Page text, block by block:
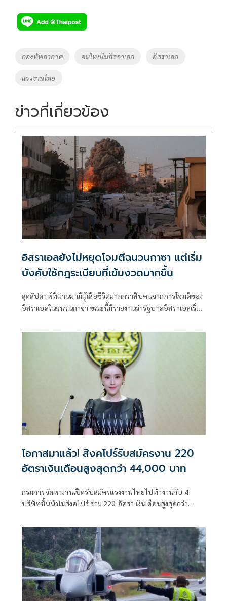
e
b
o
k
tt
er
p
y
Li
Tags
กองทัพอากาศ คนไทยในอิสราเอล อิสราเอล
แรงงานไทย
ข่าวที่เกี่ยวข้อง
อิสราเอลยังไม่หยุดโจมตีฉนวนกาซา แต่เริ่ม
บังคับใช้กฎระเบียบที่เข้มงวดมากขึ้น
สุดสัปดาห์ที่ผ่านมามีผู้เสียชีวิตมากกว่าสิบคนจากการโจมตีของ
อิสราเอลในฉนวนกาซา ขณะนี้มีรายงานว่ารัฐบาลอิสราเอลเริ่ม
โอกาสมาแล้ว! สิงคโปร์รับสมัครงาน 220
อัตราเงินเดือนสูงสุดกว่า 44,000 บาท
กรมการจัดหางานเปิดรับสมัครแรงงานไทยไปทำงานกับ 4
บริษัทชั้นนำในสิงคโปร์ รวม 220 อัตรา เงินเดือนสูงสุดกว่า
ชอบค่าใช้จ่ายตามหลักเกณฑ์ทั้งหมด